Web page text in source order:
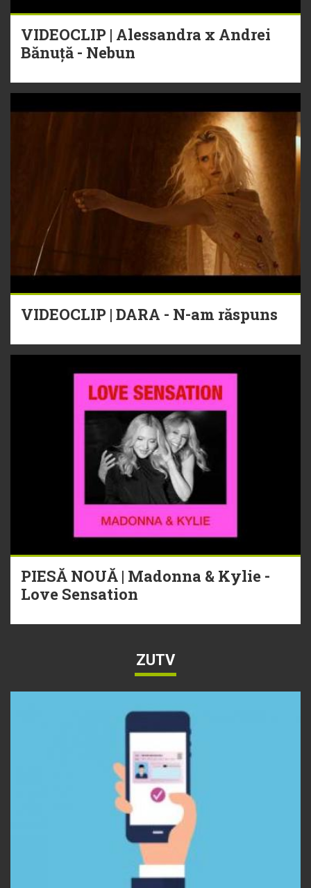
VIDEOCLIP | Alessandra x Andrei
Bănuță - Nebun
VIDEOCLIP | DARA - N-am răspuns
PIESĂ NOUĂ | Madonna & Kylie -
Love Sensation
ZUTV